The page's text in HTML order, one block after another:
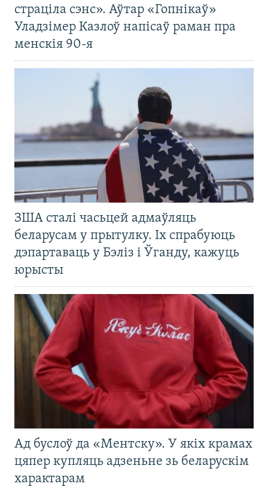
страціла сэнс». Аўтар «Гопнікаў»
Уладзімер Казлоў напісаў раман пра
менскія 90-я
ЗША сталі часьцей адмаўляць
беларусам у прытулку. Іх спрабуюць
дэпартаваць у Бэліз і Ўганду, кажуць
юрысты
Ад буслоў да «Ментску». У якіх крамах
цяпер купляць адзеньне зь беларускім
характарам